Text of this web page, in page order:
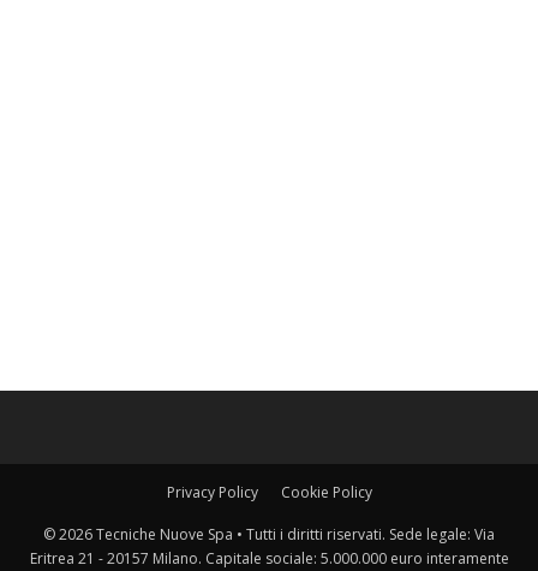
Privacy Policy Cookie Policy
© 2026 Tecniche Nuove Spa • Tutti i diritti riservati. Sede legale: Via
Eritrea 21 - 20157 Milano. Capitale sociale: 5.000.000 euro interamente